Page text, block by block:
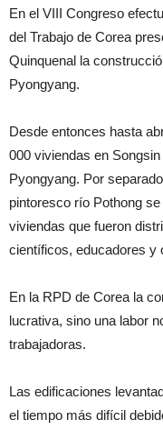
En el VIII Congreso
del Trabajo de Corea
Quinquenal la
Pyongyang.
Desde entonces hasta
000 viviendas en
Pyongyang. Por
pintoresco río Pothong
viviendas que fueron
científicos, educadores y
En la RPD de Corea la
lucrativa, sino una labor
trabajadoras.
Las edificaciones
el tiempo más difícil